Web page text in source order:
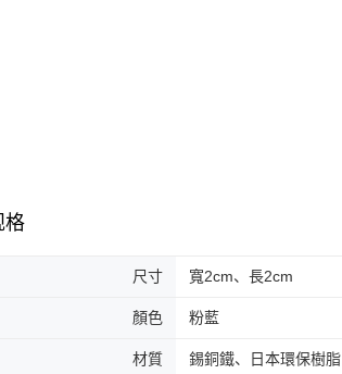
格
尺寸 寬2cm、長2cm
顏色 粉藍
材質 錫銅鐵、日本環保樹脂